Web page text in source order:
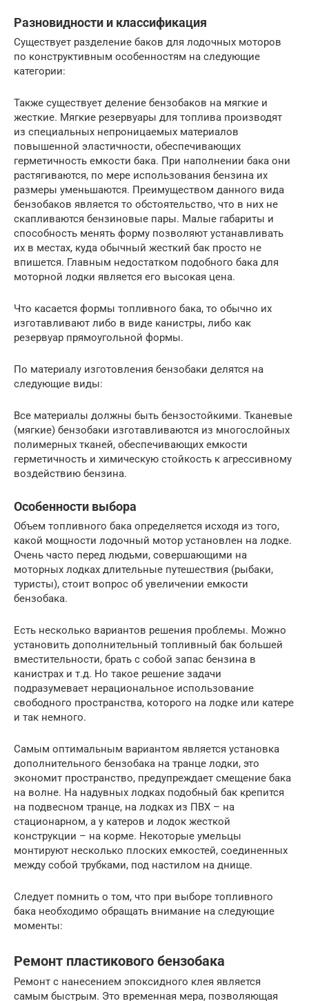
Разновидности и классификация
Существует разделение баков для лодочных моторов
по конструктивным особенностям на следующие
категории:
Также существует деление бензобаков на мягкие и
жесткие. Мягкие резервуары для топлива производят
из специальных непроницаемых материалов
повышенной эластичности, обеспечивающих
герметичность емкости бака. При наполнении бака они
растягиваются, по мере использования бензина их
размеры уменьшаются. Преимуществом данного вида
бензобаков является то обстоятельство, что в них не
скапливаются бензиновые пары. Малые габариты и
способность менять форму позволяют устанавливать
их в местах, куда обычный жесткий бак просто не
впишется. Главным недостатком подобного бака для
моторной лодки является его высокая цена.
Что касается формы топливного бака, то обычно их
изготавливают либо в виде канистры, либо как
резервуар прямоугольной формы.
По материалу изготовления бензобаки делятся на
следующие виды:
Все материалы должны быть бензостойкими. Тканевые
(мягкие) бензобаки изготавливаются из многослойных
полимерных тканей, обеспечивающих емкости
герметичность и химическую стойкость к агрессивному
воздействию бензина.
Особенности выбора
Объем топливного бака определяется исходя из того,
какой мощности лодочный мотор установлен на лодке.
Очень часто перед людьми, совершающими на
моторных лодках длительные путешествия (рыбаки,
туристы), стоит вопрос об увеличении емкости
бензобака.
Есть несколько вариантов решения проблемы. Можно
установить дополнительный топливный бак большей
вместительности, брать с собой запас бензина в
канистрах и т.д. Но такое решение задачи
подразумевает нерациональное использование
свободного пространства, которого на лодке или катере
и так немного.
Самым оптимальным вариантом является установка
дополнительного бензобака на транце лодки, это
экономит пространство, предупреждает смещение бака
на волне. На надувных лодках подобный бак крепится
на подвесном транце, на лодках из ПВХ – на
стационарном, а у катеров и лодок жесткой
конструкции – на корме. Некоторые умельцы
монтируют несколько плоских емкостей, соединенных
между собой трубками, под настилом на днище.
Следует помнить о том, что при выборе топливного
бака необходимо обращать внимание на следующие
моменты:
Ремонт пластикового бензобака
Ремонт с нанесением эпоксидного клея является
самым быстрым. Это временная мера, позволяющая